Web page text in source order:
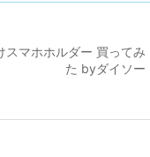
スマホホルダー 買ってみ
た byダイソー